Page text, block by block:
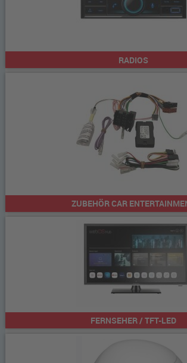
RADIOS
ZUBEHÖR CAR
FERNSEHER / TFT-LED